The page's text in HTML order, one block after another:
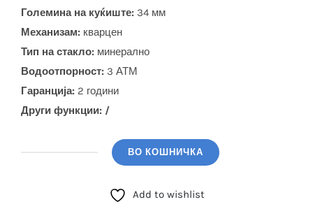
Големина на куќиште: 34 мм
Механизам: кварцен
Тип на стакло: минерално
Водоотпорност: 3 АТМ
Гаранција: 2 години
Други функции: /
ВО КОШНИЧКА
Add to wishlist